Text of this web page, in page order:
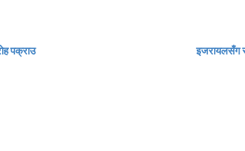
पक्राउ इजरायलसँग